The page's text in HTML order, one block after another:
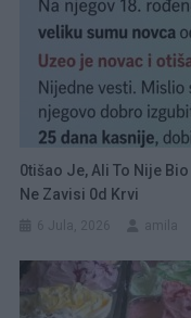
0tišao Je, Ali To Nije
Ne Zavisi 0d Krvi